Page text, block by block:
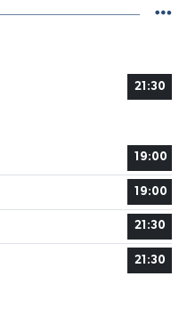
21:30
19:00
19:00
21:30
21:30